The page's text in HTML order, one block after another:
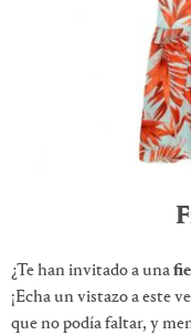
¿Te han invitado a una
¡Echa un vistazo a este
que no podía faltar, y